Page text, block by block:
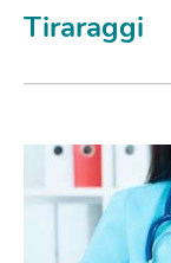
Tiraraggi